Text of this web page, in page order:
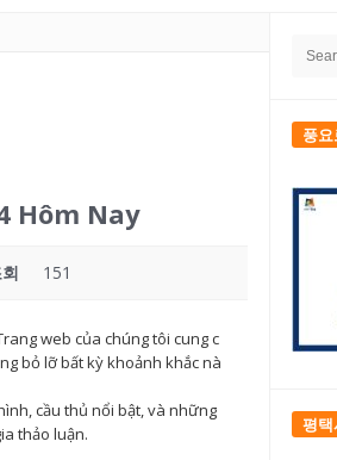
Hôm Nay
151
web của chúng tôi cung c
bỏ lỡ bất kỳ khoảnh khắc nà
cầu thủ nổi bật, và những
thảo luận.
풍
평택